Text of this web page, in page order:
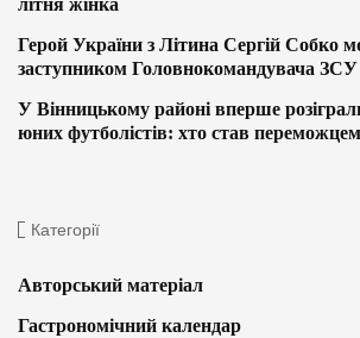
літня жінка
Герой України з Літина Сергій Собко
заступником Головнокомандувача ЗСУ
У Вінницькому районі вперше
юних футболістів: хто став переможцем
Категорії
Авторський матеріал
Гастрономічний календар